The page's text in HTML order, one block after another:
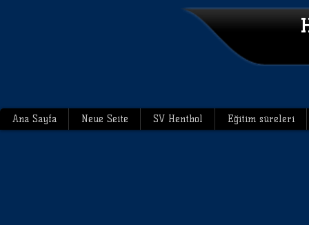
Ana Sayfa Neue Seite SV Hentbol Eğitim süreleri